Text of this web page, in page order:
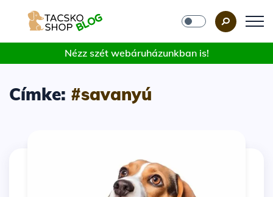
Nézz szét webáruházunkban is!
Címke: #savanyú